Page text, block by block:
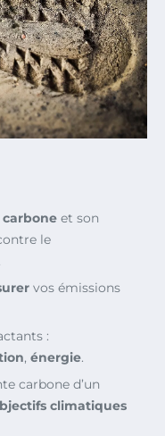
et son
le
vos émissions
:
, énergie.
carbone d’un
climatiques